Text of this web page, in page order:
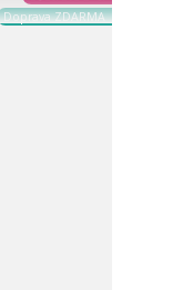
Doprava ZDARMA